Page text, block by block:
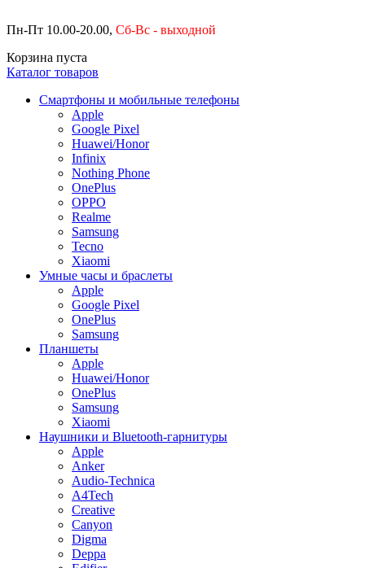
Пн-Пт 10.00-20.00, Сб-Вс - выходной
Корзина пуста
Каталог товаров
Смартфоны и мобильные телефоны
Apple
Google Pixel
Huawei/Honor
Infinix
Nothing Phone
OnePlus
OPPO
Realme
Samsung
Tecno
Xiaomi
Умные часы и браслеты
Apple
Google Pixel
OnePlus
Samsung
Планшеты
Apple
Huawei/Honor
OnePlus
Samsung
Xiaomi
Наушники и Bluetooth-гарнитуры
Apple
Anker
Audio-Technica
A4Tech
Creative
Canyon
Digma
Deppa